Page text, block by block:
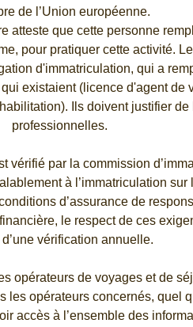
de l’Union européenne.
atteste que cette personne
pour pratiquer cette activité.
d'immatriculation, qui a
existaient (licence d'agent de
Ils doivent justifier
professionnelles.
vérifié par la commission
à l’immatriculation sur
d’assurance de
le respect de ces
d’une vérification annuelle.
opérateurs de voyages et de
les opérateurs concernés, quel
accès à l’ensemble des